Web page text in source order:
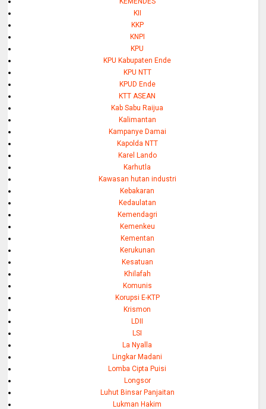
KII
KKP
KNPI
KPU
KPU Kabupaten Ende
KPU NTT
KPUD Ende
KTT ASEAN
Kab Sabu Raijua
Kalimantan
Kampanye Damai
Kapolda NTT
Karel Lando
Karhutla
Kawasan hutan industri
Kebakaran
Kedaulatan
Kemendagri
Kemenkeu
Kementan
Kerukunan
Kesatuan
Khilafah
Komunis
Korupsi E-KTP
Krismon
LDII
LSI
La Nyalla
Lingkar Madani
Lomba Cipta Puisi
Longsor
Luhut Binsar Panjaitan
Lukman Hakim